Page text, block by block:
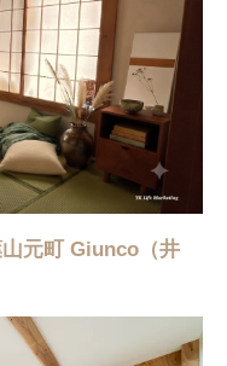
元町 Giunco（井